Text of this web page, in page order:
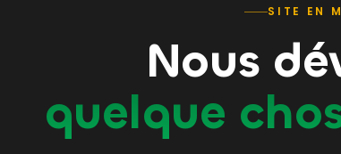
SITE EN
Nous
quelque